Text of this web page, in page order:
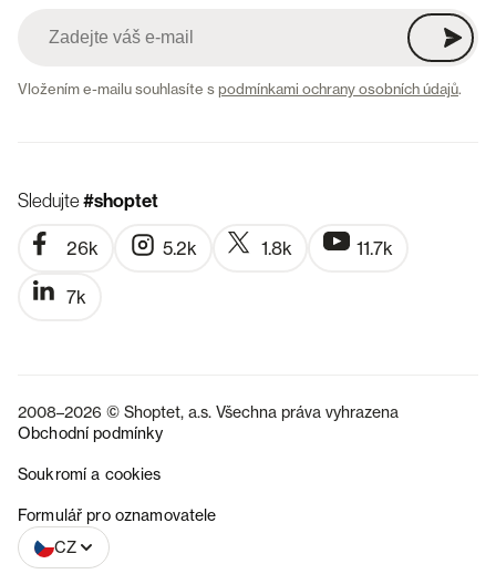
Vložením e-mailu souhlasíte spodmínkami ochrany osobních údajů.
Sledujte#shoptet
26k 5.2k 1.8k 11.7k
7k
2008–2026 © Shoptet, a.s. Všechna práva vyhrazena
Obchodní podmínky
Soukromí a cookies
Formulář pro oznamovatele
CZ